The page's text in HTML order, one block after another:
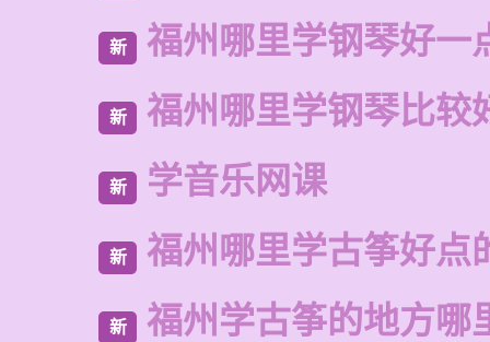
新 福州哪里学钢琴好一
新 福州哪里学钢琴比较
新 学音乐网课
新 福州哪里学古筝好点
新 福州学古筝的地方哪